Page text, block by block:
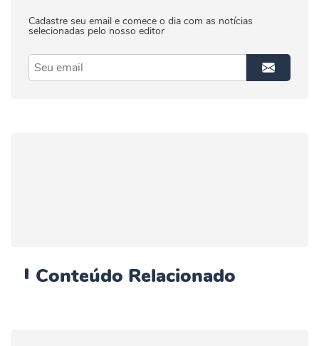
Cadastre seu email e comece o dia com as notícias
selecionadas pelo nosso editor
Conteúdo Relacionado